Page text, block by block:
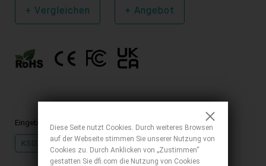
+ Vergleichen + Angebot
Eingebettete Lösungen mitAL551
KS070-AL
Diese Seite nutzt Cookies. Durch weiteres Browsen
auf der Webseite stimmen Sie unserer Nutzung von
Cookies zu. Durch Anklicken von „Zustimmen“
gestatten Sie dfi.com die Nutzung von Cookies